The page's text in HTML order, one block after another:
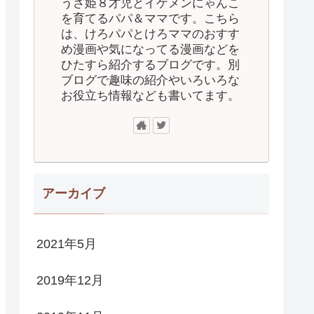
うさ姫８才児とイケメンにゃんこ
を育てるパパ＆ママです。こちら
は、けろパパとけろママのおすす
め漫画や気になってる漫画などを
ひたすら紹介するブログです。別
ブログで趣味の紹介やいろいろな
お役立ち情報なども書いてます。
アーカイブ
2021年5月
2019年12月